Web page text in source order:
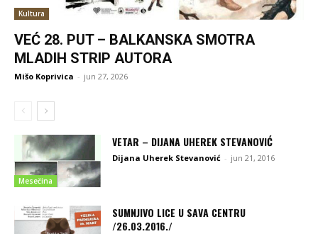
Kultura
VEĆ 28. PUT – BALKANSKA SMOTRA
MLADIH STRIP AUTORA
Mišo Koprivica - jun 27, 2026
Mesečina
VETAR – DIJANA UHEREK STEVANOVIĆ
Dijana Uherek Stevanović - jun 21, 2016
SUMNJIVO LICE U SAVA CENTRU
/26.03.2016./